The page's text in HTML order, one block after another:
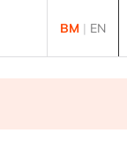
BM | EN